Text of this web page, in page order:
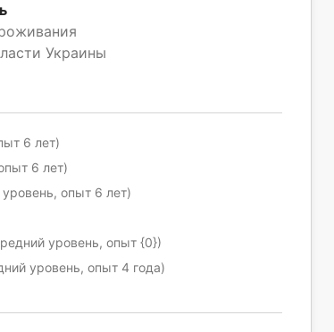
Украины
6 лет)
6 лет)
опыт 6 лет)
уровень, опыт {0})
уровень, опыт 4 года)